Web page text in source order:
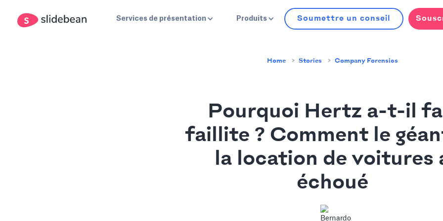
Services de présentation Produits Soumettre un conseil
Home Stories Company Forensics
Pourquoi Hertz a-t-il
faillite ? Comment le
la location de voitures
échoué